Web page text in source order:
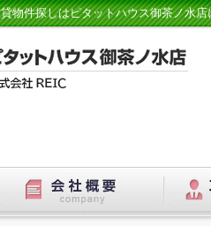
物件探しはピタットハウス御茶ノ水店